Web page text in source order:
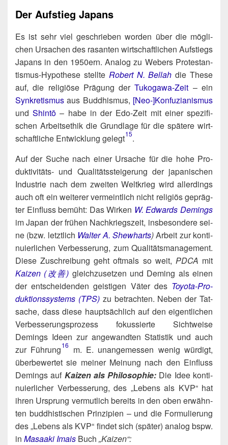
Der Aufstieg Japans
Es ist sehr viel geschrie­ben wor­den über die mög­li­
chen Ursa­chen des rasan­ten wirt­schaft­li­chen Auf­stiegs
Japans in den 1950ern. Ana­log zu Webers Pro­tes­tan­
tis­mus-Hypo­the­se stell­te Robert N. Bel­lah die The­se
auf, die reli­giö­se Prä­gung derTuko­ga­wa-Zeit – ein
Syn­kre­tis­mus aus Bud­dhis­mus, [Neo-]Konfuzianismus
undShin­tō – habe in der Edo-Zeit mit einer spe­zi­fi­
schen Arbeits­ethik die Grund­la­ge für die spä­te­re wirt­
schaft­li­che Ent­wick­lung gelegt​15.
Auf der Suche nach einer Ursa­che für die hohe Pro­
duk­ti­vi­täts- und Qua­li­täts­stei­ge­rung der japa­ni­schen
Indus­trie nach dem zwei­ten Welt­krieg wird aller­dings
auch oft ein wei­te­rer ver­meint­lich nicht reli­gi­ös gepräg­
ter Ein­fluss bemüht: Das Wir­ken W. Edwards Demings
im Japan der frü­hen Nach­kriegs­zeit, ins­be­son­de­re sei­
ne (bzw. letzt­lich Wal­ter A. She­wharts)Arbeit zur kon­ti­
nu­ier­li­chen Ver­bes­se­rung, zum Qua­li­täts­ma­nage­ment.
Die­se Zuschrei­bung geht oft­mals so weit, PDCA mit
Kai­zen (改善) gleich­zu­set­zen und Deming als einen
der ent­schei­den­den geis­ti­gen Väter des Toyo­ta-Pro­
duk­ti­ons­sys­tems (TPS)zu betrach­ten. Neben der Tat­
sa­che, dass die­se haupt­säch­lich auf den eigent­li­chen
Ver­bes­se­rungs­pro­zess fokus­sier­te Sicht­wei­se
Demings Ideen zur ange­wand­ten Sta­tis­tik und auch
zur Führung​16
m. E. unan­ge­mes­sen wenig wür­digt,
über­be­wer­tet sie mei­ner Mei­nung nach den Ein­fluss
Demings auf Kai­zen als Phi­lo­so­phie: Die Idee kon­ti­
nu­ier­li­cher Ver­bes­se­rung, des „Lebens als KVP“ hat
ihren Ursprung ver­mut­lich bereits in den oben erwähn­
ten bud­dhis­ti­schen Prin­zi­pi­en – und die For­mu­lie­rung
des „Lebens als KVP“ fin­det sich (spä­ter) ana­log bspw.
in Masaa­ki Ima­is Buch „Kai­zen“: